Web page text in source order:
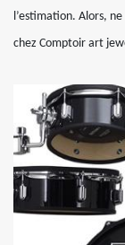
l’estimation. Alors,
chez Comptoir art